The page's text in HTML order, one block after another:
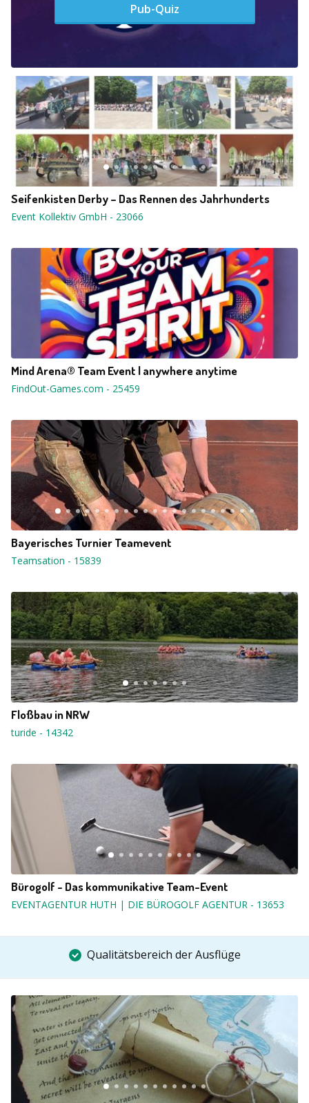
Pub-Quiz
Seifenkisten Derby – Das Rennen des Jahrhunderts
Event Kollektiv GmbH - 23066
Mind Arena® Team Event | anywhere anytime
FindOut-Games.com - 25459
Bayerisches Turnier Teamevent
Teamsation - 15839
Floßbau in NRW
turide - 14342
Bürogolf - Das kommunikative Team-Event
EVENTAGENTUR HUTH | DIE BÜROGOLF AGENTUR - 13653
Qualitätsbereich der Ausflüge